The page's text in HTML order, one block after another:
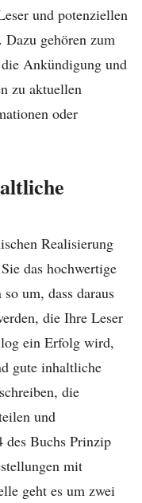
und potenziellen
gehören zum
Ankündigung und
zu aktuellen
oder
Realisierung
das hochwertige
um, dass daraus
die Ihre Leser
ein Erfolg wird,
gute inhaltliche
die
und
des Buchs Prinzip
mit
geht es um zwei